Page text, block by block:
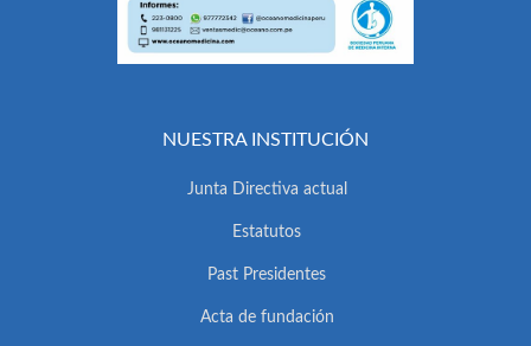
NUESTRA INSTITUCIÓN
Junta Directiva actual
Estatutos
Past Presidentes
Acta de fundación